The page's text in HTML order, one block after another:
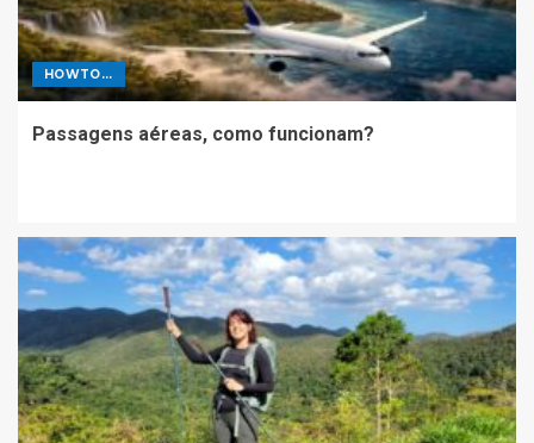
HOWTO...
Passagens aéreas, como funcionam?